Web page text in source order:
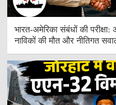
भारत-अमेरिका संबंधों की परीक्षा:
नाविकों की मौत और नीतिगत